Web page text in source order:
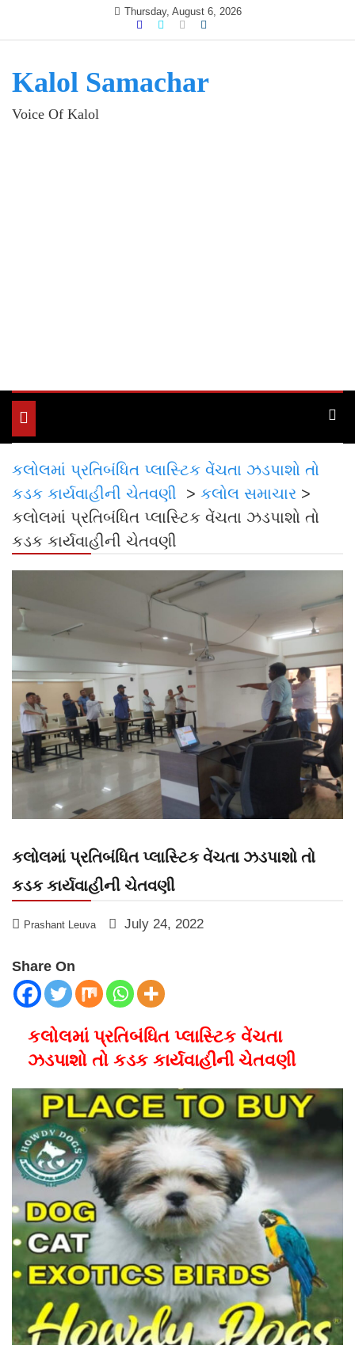
Thursday, August 6, 2026
Kalol Samachar
Voice Of Kalol
Toggle
navigation
કલોલમાં પ્રતિબંધિત પ્લાસ્ટિક વેંચતા ઝડપાશો તો
કડક કાર્યવાહીની ચેતવણી
> કલોલ સમાચાર >
કલોલમાં પ્રતિબંધિત પ્લાસ્ટિક વેંચતા ઝડપાશો તો
કડક કાર્યવાહીની ચેતવણી
કલોલમાં પ્રતિબંધિત પ્લાસ્ટિક વેંચતા ઝડપાશો તો
કડક કાર્યવાહીની ચેતવણી
Prashant Leuva July 24, 2022
Share On
કલોલમાં પ્રતિબંધિત પ્લાસ્ટિક વેંચતા
ઝડપાશો તો કડક કાર્યવાહીની ચેતવણી